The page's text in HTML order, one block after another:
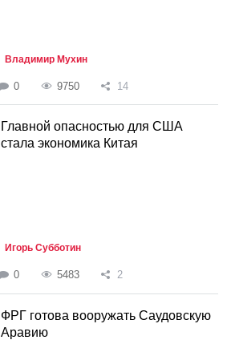
Владимир Мухин
0 9750 14
Главной опасностью для США
стала экономика Китая
Игорь Субботин
0 5483 2
ФРГ готова вооружать Саудовскую
Аравию